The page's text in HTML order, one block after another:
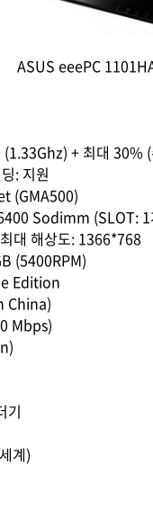
ASUS eeePC
+ 최대 30%
: 지원
(GMA500)
Sodimm (SLOT: 1
대 해상도: 1366*768
(5400RPM)
Edition
China)
Mbps)
기
계)